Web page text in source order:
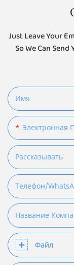
Just Leave Your
So We Can
Имя
Электронная
Рассказывать
Телефон/
Название
Файл